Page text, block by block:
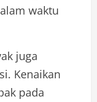
waktu
juga
Kenaikan
pada